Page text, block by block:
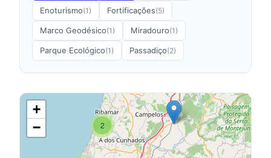
Enoturismo(1) Fortificações(5)
Marco Geodésico(1) Miradouro(1)
Parque Ecológico(1) Passadiço(2)
2
+
−